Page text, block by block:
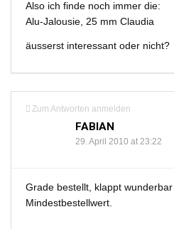
Also ich finde noch immer die:
Alu-Jalousie, 25 mm Claudia
äusserst interessant oder nicht?
Zum Antworten anmelden
FABIAN
29. April 2010 at 23:22
Grade bestellt, klappt
Mindestbestellwert.